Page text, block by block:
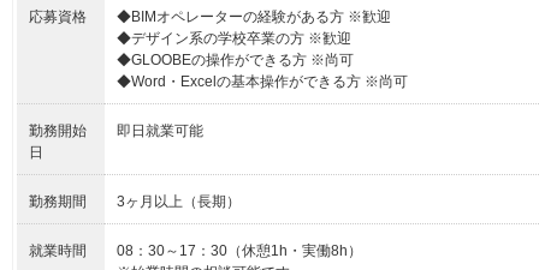
応募資格
◆BIMオペレーターの経験がある方 ※歓迎
◆デザイン系の学校卒業の方 ※歓迎
◆GLOOBEの操作ができる方 ※尚可
◆Word・Excelの基本操作ができる方 ※尚可
勤務開始
日
即日就業可能
勤務期間 3ヶ月以上（長期）
就業時間
08：30～17：30（休憩1h・実働8h）